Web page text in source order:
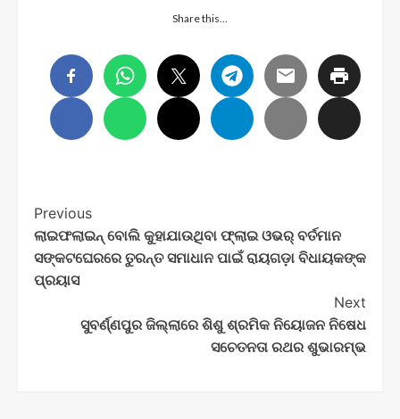
Share this…
Post
Navigation
Previous
ଲାଇଫଲାଇନ୍ ବୋଲି କୁହାଯାଉଥିବା ଫ୍ଲାଇ ଓଭର୍ ବର୍ତମାନ
ସଙ୍କଟଘେରରେ ତୁରନ୍ତ ସମାଧାନ ପାଇଁ ରାୟଗଡ଼ା ବିଧାୟକଙ୍କ
ପ୍ରୟାସ
Next
ସୁବର୍ଣ୍ଣପୁର ଜିଲ୍ଲାରେ ଶିଶୁ ଶ୍ରମିକ ନିୟୋଜନ ନିଷେଧ
ସଚେତନତା ରଥର ଶୁଭାରମ୍ଭ